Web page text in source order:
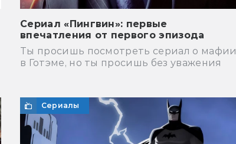
Сериал «Пингвин»: первые
впечатления от первого эпизода
Ты просишь посмотреть сериал о мафии
в Готэме, но ты просишь без уважения
Сериалы